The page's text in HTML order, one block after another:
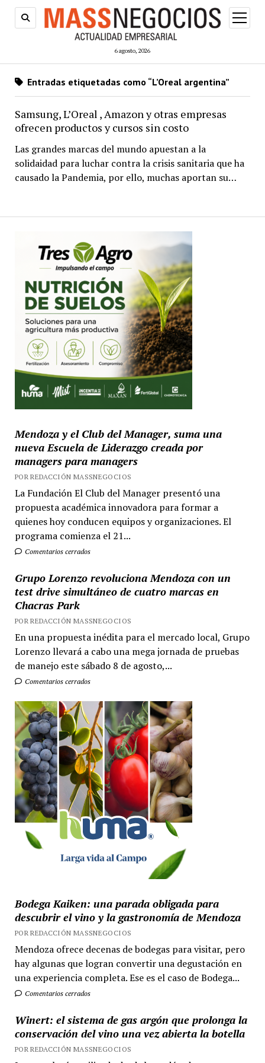
6 agosto, 2026
abrir
menú
Entradas etiquetadas como “L’Oreal argentina”
Samsung, L’Oreal , Amazon y otras empresas
ofrecen productos y cursos sin costo
Las grandes marcas del mundo apuestan a la
solidaidad para luchar contra la crisis sanitaria que ha
causado la Pandemia, por ello, muchas aportan su…
Mendoza y el Club del Manager, suma una
nueva Escuela de Liderazgo creada por
managers para managers
POR REDACCIÓN MASSNEGOCIOS
La Fundación El Club del Manager presentó una
propuesta académica innovadora para formar a
quienes hoy conducen equipos y organizaciones. El
programa comienza el 21...
Comentarios cerrados
Grupo Lorenzo revoluciona Mendoza con un
test drive simultáneo de cuatro marcas en
Chacras Park
POR REDACCIÓN MASSNEGOCIOS
En una propuesta inédita para el mercado local, Grupo
Lorenzo llevará a cabo una mega jornada de pruebas
de manejo este sábado 8 de agosto,...
Comentarios cerrados
Bodega Kaiken: una parada obligada para
descubrir el vino y la gastronomía de Mendoza
POR REDACCIÓN MASSNEGOCIOS
Mendoza ofrece decenas de bodegas para visitar, pero
hay algunas que logran convertir una degustación en
una experiencia completa. Ese es el caso de Bodega...
Comentarios cerrados
Winert: el sistema de gas argón que prolonga la
conservación del vino una vez abierta la botella
POR REDACCIÓN MASSNEGOCIOS